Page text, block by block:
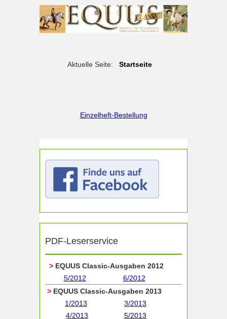
Aktuelle Seite: Startseite
Einzelheft-Bestellung
PDF-Leserservice
> EQUUS Classic-Ausgaben 2012
5/2012
6/2012
> EQUUS Classic-Ausgaben 2013
1/2013
3/2013
4/2013
5/2013